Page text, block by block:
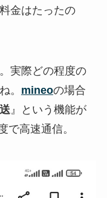
金はたったの
実際どの程度の
。 mineoの場合
』という機能が
で高速通信。